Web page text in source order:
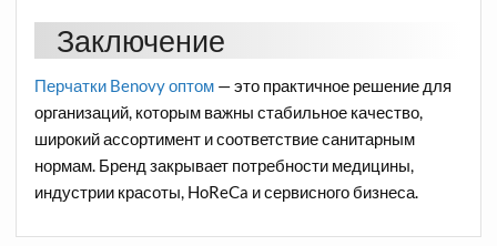
Заключение
Перчатки Benovy оптом — это практичное решение для
организаций, которым важны стабильное качество,
широкий ассортимент и соответствие санитарным
нормам. Бренд закрывает потребности медицины,
индустрии красоты, HoReCa и сервисного бизнеса.